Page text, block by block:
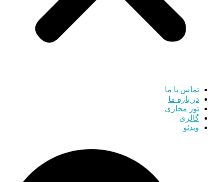
تماس با ما
در باره ما
تور مجازی
گالری
ویدئو